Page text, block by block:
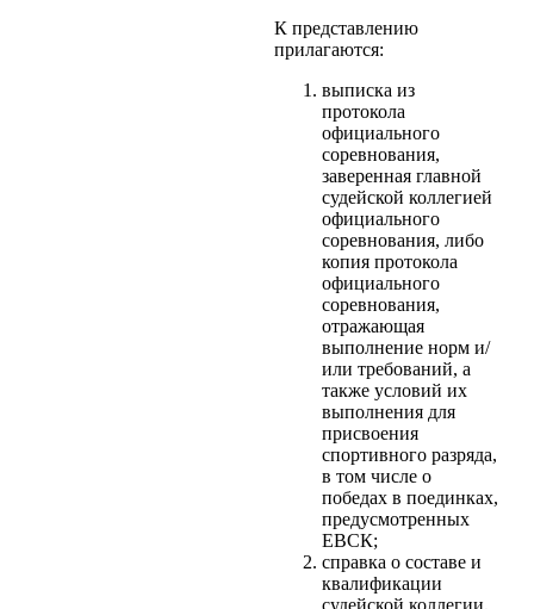
К представлению
прилагаются:
выписка из
протокола
официального
соревнования,
заверенная главной
судейской коллегией
официального
соревнования, либо
копия протокола
официального
соревнования,
отражающая
выполнение норм и/
или требований, а
также условий их
выполнения для
присвоения
спортивного разряда,
в том числе о
победах в поединках,
предусмотренных
ЕВСК;
справка о составе и
квалификации